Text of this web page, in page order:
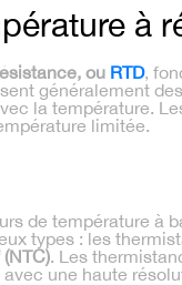
à
ou RTD,
généralement
la température.
limitée.
de température à
types : les
. Les
une haute